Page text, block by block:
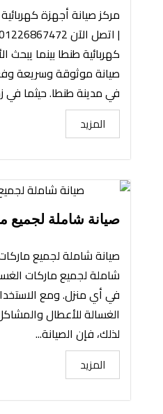
مركز صيانة أجهزة
كهربائية طنطا بينما
صيانة موثوقة وسريعة
في مدينة طنطا. حيثما في
المزيد
صيانة شاملة لجميع
صيانة شاملة لجميع
شاملة لجميع ماركات
في أي منزل. ومع
الغسالة للأعطال
لذلك، فإن الصيانة...
المزيد